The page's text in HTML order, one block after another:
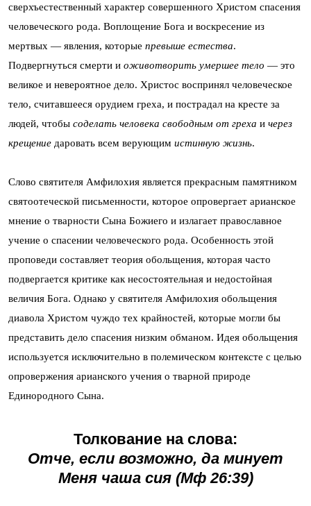
сверхъестественный характер совершенного Христом спасения
человеческого рода. Воплощение Бога и воскресение из
мертвых — явления, которые превыше естества.
Подвергнуться смерти и оживотворить умершее тело — это
великое и невероятное дело. Христос воспринял человеческое
тело, считавшееся орудием греха, и пострадал на кресте за
людей, чтобы соделать человека свободным от греха и через
крещение даровать всем верующим истинную жизнь.
Слово святителя Амфилохия является прекрасным памятником
святоотеческой письменности, которое опровергает арианское
мнение о тварности Сына Божиего и излагает православное
учение о спасении человеческого рода. Особенность этой
проповеди составляет теория обольщения, которая часто
подвергается критике как несостоятельная и недостойная
величия Бога. Однако у святителя Амфилохия обольщения
диавола Христом чуждо тех крайностей, которые могли бы
представить дело спасения низким обманом. Идея обольщения
используется исключительно в полемическом контексте с целью
опровержения арианского учения о тварной природе
Единородного Сына.
Толкование на слова:
Отче, если возможно, да минует
Меня чаша сия (Мф 26:39)